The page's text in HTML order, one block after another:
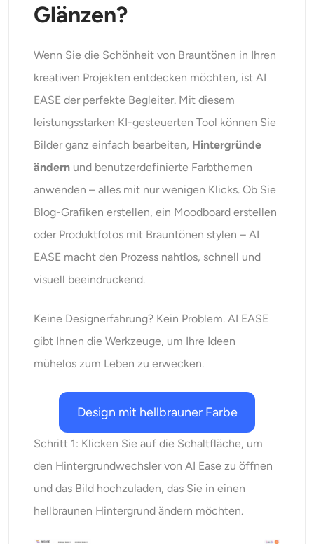
Glänzen?
Wenn Sie die Schönheit von Brauntönen in Ihren
kreativen Projekten entdecken möchten, ist AI
EASE der perfekte Begleiter. Mit diesem
leistungsstarken KI-gesteuerten Tool können Sie
Bilder ganz einfach bearbeiten, Hintergründe
ändern und benutzerdefinierte Farbthemen
anwenden – alles mit nur wenigen Klicks. Ob Sie
Blog-Grafiken erstellen, ein Moodboard erstellen
oder Produktfotos mit Brauntönen stylen – AI
EASE macht den Prozess nahtlos, schnell und
visuell beeindruckend.
Keine Designerfahrung? Kein Problem. AI EASE
gibt Ihnen die Werkzeuge, um Ihre Ideen
mühelos zum Leben zu erwecken.
Design mit hellbrauner Farbe
Schritt 1: Klicken Sie auf die Schaltfläche, um
den Hintergrundwechsler von AI Ease zu öffnen
und das Bild hochzuladen, das Sie in einen
hellbraunen Hintergrund ändern möchten.